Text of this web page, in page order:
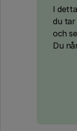
I
du tar
och
Du